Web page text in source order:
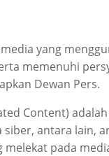
yang
memenuhi
Dewan Pers.
Content)
antara lain,
melekat pada